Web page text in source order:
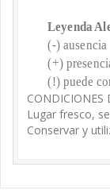
Leyenda
(-) ausencia
(+)
(!) puede
CONDICIONES
Lugar fresco,
Conservar y